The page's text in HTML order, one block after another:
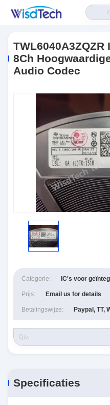
TWL6040A3ZQZR Interface
Audio Codec
TWL6040A3ZQZR
8Ch
Audio Codec
Categorie: IC's voor
Prijs: Email us for details
Betalingswijze: Paypal, TT,
Specificaties